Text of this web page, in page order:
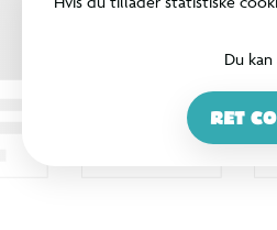
Du
RET